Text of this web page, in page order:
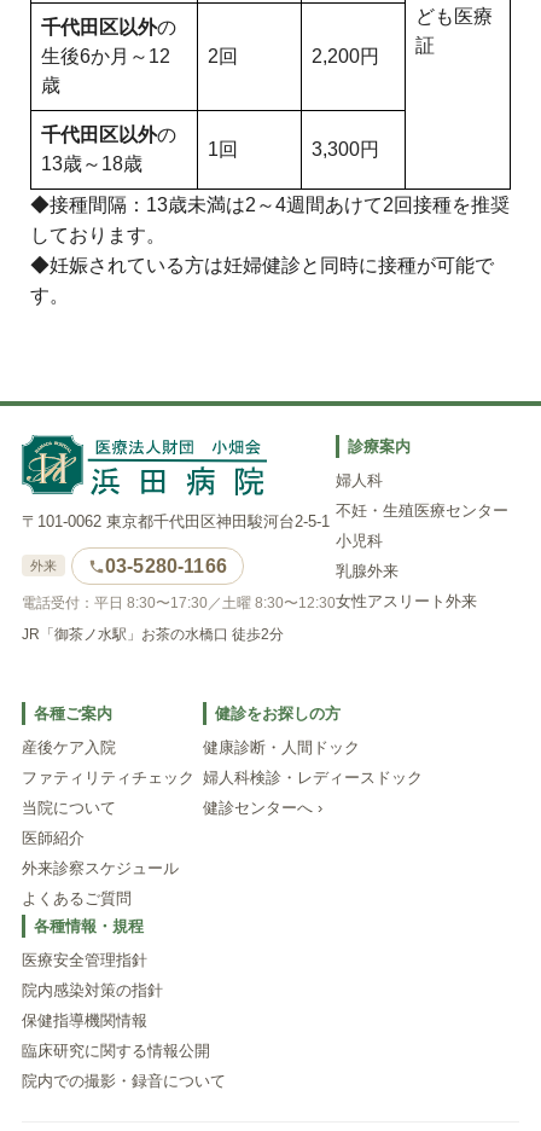
ども医療
証
千代田区以外の
生後6か月～12
歳
2回 2,200円
千代田区以外の
13歳～18歳
1回 3,300円
◆接種間隔：13歳未満は2～4週間あけて2回接種を推奨
しております。
◆妊娠されている方は妊婦健診と同時に接種が可能で
す。
〒101-0062 東京都千代田区神田駿河台2-5-1
外来 03-5280-1166
電話受付：平日 8:30〜17:30／土曜 8:30〜12:30
JR「御茶ノ水駅」お茶の水橋口 徒歩2分
診療案内
婦人科
不妊・生殖医療センター
小児科
乳腺外来
女性アスリート外来
各種ご案内
産後ケア入院
ファティリティチェック
当院について
医師紹介
外来診察スケジュール
よくあるご質問
健診をお探しの方
健康診断・人間ドック
婦人科検診・レディースドック
健診センターへ ›
各種情報・規程
医療安全管理指針
院内感染対策の指針
保健指導機関情報
臨床研究に関する情報公開
院内での撮影・録音について